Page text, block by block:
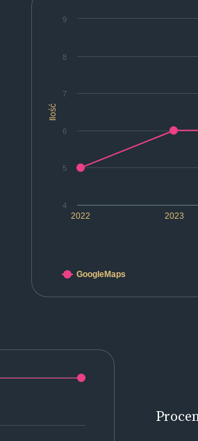
Ilość
2022 2023
4
5
6
7
8
9
GoogleMaps